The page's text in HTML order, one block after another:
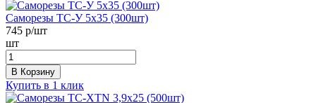
Саморезы ТС-У 5х35 (300шт)
745 р/шт
шт
В Корзину
Купить в 1 клик